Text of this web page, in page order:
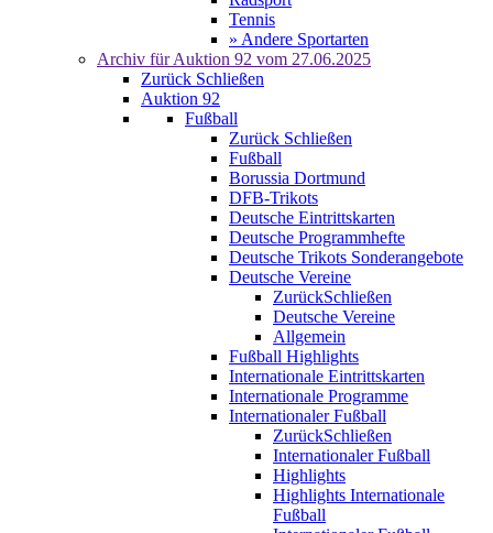
Tennis
» Andere Sportarten
Archiv für Auktion 92 vom 27.06.2025
Zurück Schließen
Auktion 92
Fußball
Zurück Schließen
Fußball
Borussia Dortmund
DFB-Trikots
Deutsche Eintrittskarten
Deutsche Programmhefte
Deutsche Trikots Sonderangebote
Deutsche Vereine
ZurückSchließen
Deutsche Vereine
Allgemein
Fußball Highlights
Internationale Eintrittskarten
Internationale Programme
Internationaler Fußball
ZurückSchließen
Internationaler Fußball
Highlights
Highlights Internationale
Fußball